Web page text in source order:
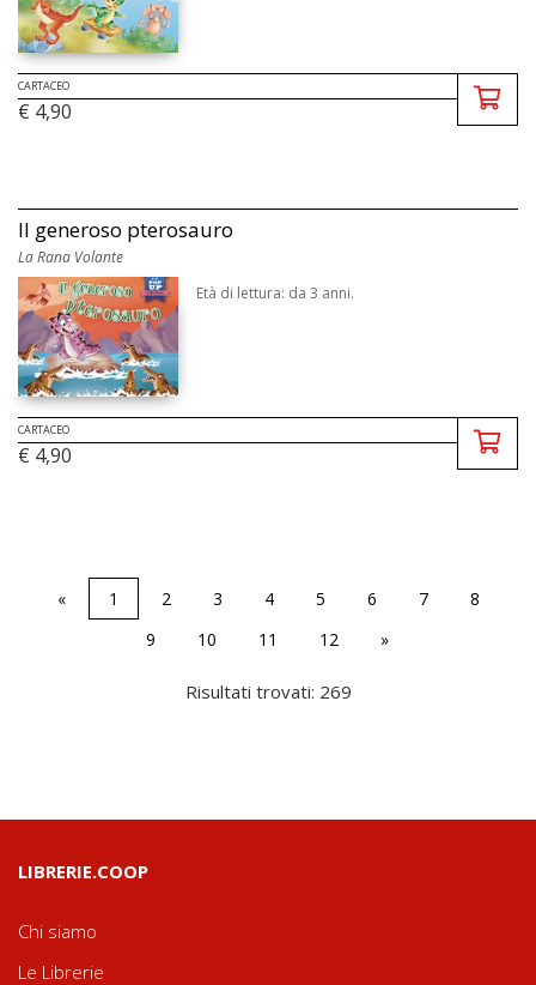
CARTACEO
€ 4,90
Il generoso pterosauro
La Rana Volante
Età di lettura: da 3 anni.
CARTACEO
€ 4,90
« 1 2 3 4 5 6 7
8
9
10 11 12 »
Risultati trovati: 269
LIBRERIE.COOP
Chi siamo
Le Librerie